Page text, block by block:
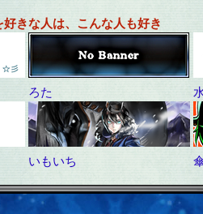
きな人は、こんな人も好き
ろた
いもいち